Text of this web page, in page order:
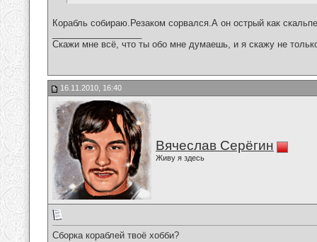
Корабль собираю.Резаком сорвался.А он острый как
Скажи мне всё, что ты обо мне думаешь, и я скажу не
16.11.2010, 16:40
Вячеслав Серёгин
Живу я здесь
Сборка кораблей твоё хобби?